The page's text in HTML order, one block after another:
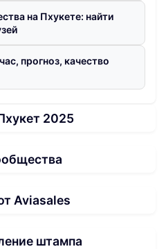
на Пхукете: найти
прогноз, качество
2025
Aviasales
штампа